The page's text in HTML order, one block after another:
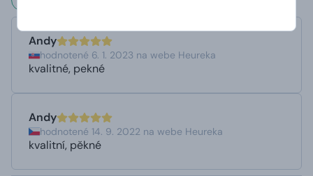
Andy
hodnotené 6. 1. 2023 na webe Heureka
kvalitné, pekné
Andy
hodnotené 14. 9. 2022 na webe Heureka
kvalitní, pěkné